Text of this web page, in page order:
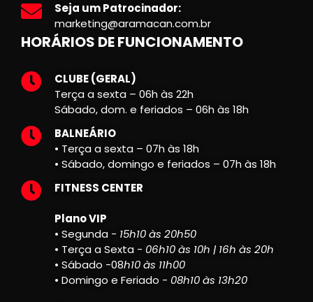
Seja um Patrocinador:
marketing@aramacan.com.br
HORÁRIOS DE FUNCIONAMENTO
CLUBE (GERAL)
Terça a sexta – 06h às 22h
Sábado, dom. e feriados – 06h às 18h
BALNEÁRIO
• Terça a sexta – 07h às 18h
• Sábado, domingo e feriados – 07h às 18h
FITNESS CENTER
Plano VIP
• Segunda - 15h10 às 20h50
• Terça a Sexta - 06h10 às 10h | 16h às 20h
• Sábado -08h10 às 11h00
• Domingo e Feriado - 08h10 às 13h20